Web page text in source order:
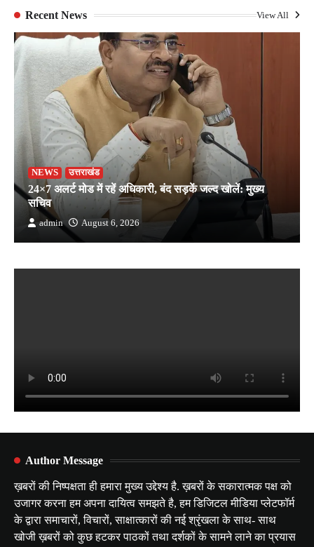
Recent News View All
NEWS उत्तराखंड
24×7 अलर्ट मोड में रहें अधिकारी, बंद सड़कें जल्द खोलें: मुख्य
सचिव
admin August 6, 2026
Author Message
ख़बरों की निष्पक्षता ही हमारा मुख्य उद्देश्य है. ख़बरों के सकारात्मक पक्ष को
उजागर करना हम अपना दायित्व समझते है, हम डिजिटल मीडिया प्लेटफॉर्म
के द्वारा समाचारों, विचारों, साक्षात्कारों की नई श्रृंखला के साथ- साथ
खोजी ख़बरों को कुछ हटकर पाठकों तथा दर्शकों के सामने लाने का प्रयास